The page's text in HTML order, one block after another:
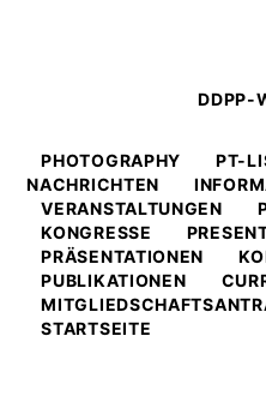
DDPP-
PHOTOGRAPHY PT-
NACHRICHTEN
VERANSTALTUNGEN
KONGRESSE
PRÄSENTATIONEN
PUBLIKATIONEN
STARTSEITE